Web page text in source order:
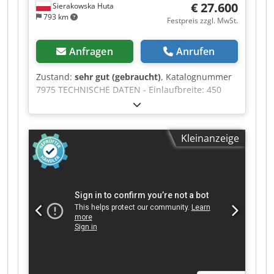
Sierakowska Huta
793 km
€ 27.600
Festpreis zzgl. MwSt.
Anfragen Anrufen
Zustand: sehr gut (gebraucht), Katalognummer
7975 TECHNISCHE DATEN - Einlaufbreite: 450
mm - Einlaufhöhe: 250 mm - Walzenbreite: 530
mm - Messerlänge: 530 mm - Anzahl der Messer:
2 Stück - Siebmaße: 50x50 mm - 2 untere
angetriebene Zahnwalzen - Motor untere Walzen
ca. 2,2 kW - Obere angetriebene Zahnwalze -
Motor obere Walze ca. 2,2 kW - Förderband -
400 mm - Hauptmotor: 37 kW -
Förderbandmotor: 0,37 kW - Autorevers (mit
Einstellmöglichkeit) - Gesamtmaße der Maschine
(L/B/H): 2400x1300x1100 mm - Gesamtmaße des
Autorevers (mit regulierbarer Einstellung) –
Kleinanzeige